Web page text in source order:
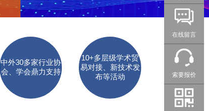
中外30多家行业协
会、学会鼎力支持
10+多层级学术贸
易对接、新技术发
布等活动
在线留言
索要报价